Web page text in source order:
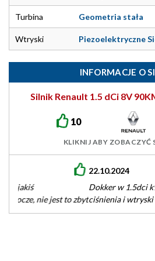
Turbina Geometria stała
Wtryski Piezoelektryczne
INFORMACJE O
Silnik Renault 1.5 dCi 8V
10
KLIKNIJ ABY ZOBACZYĆ
Dokker w 1.5dci k9k 626 90KM ma
ciśnienia i wtryski bosch. Turbo bez
dwumasy brak, fap…